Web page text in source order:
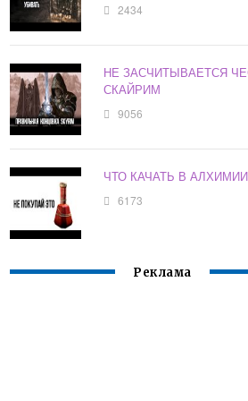
2434
НЕ ЗАСЧИТЫВАЕТСЯ
СКАЙРИМ
9056
ЧТО КАЧАТЬ В
6173
Реклама